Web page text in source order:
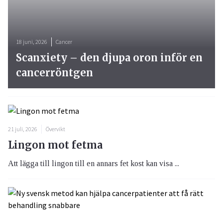
21 juli, 2026 Övervikt
Lingon mot fetma
Att lägga till lingon till en annars fet kost kan visa ...
18 juni, 2026 Cancer
Scanxiety – den djupa oron inför en
cancerröntgen